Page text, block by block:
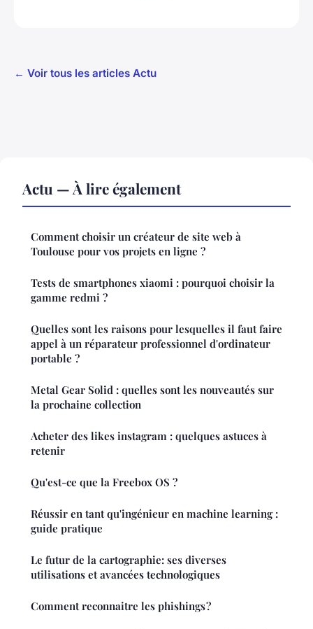
← Voir tous les articles Actu
Actu — À lire également
Comment choisir un créateur de site web à
Toulouse pour vos projets en ligne ?
Tests de smartphones xiaomi : pourquoi choisir la
gamme redmi ?
Quelles sont les raisons pour lesquelles il faut faire
appel à un réparateur professionnel d'ordinateur
portable ?
Metal Gear Solid : quelles sont les nouveautés sur
la prochaine collection
Acheter des likes instagram : quelques astuces à
retenir
Qu'est-ce que la Freebox OS ?
Réussir en tant qu'ingénieur en machine learning :
guide pratique
Le futur de la cartographie: ses diverses
utilisations et avancées technologiques
Comment reconnaitre les phishings ?